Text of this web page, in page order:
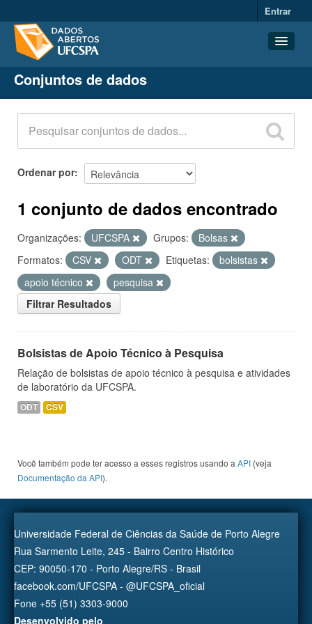
Entrar
Conjuntos de dados
Organizações
Grupos
Sobre
Conjuntos de dados
Ordenar por
1 conjunto de dados encontrado
Organizações: UFCSPA Grupos:
Bolsas
Formatos:
CSV ODT Etiquetas:
bolsistas
apoio técnico
pesquisa
Filtrar Resultados
Bolsistas de Apoio Técnico à Pesquisa
Relação de bolsistas de apoio técnico à pesquisa e atividades
de laboratório da UFCSPA.
ODT CSV
Você também pode ter acesso a esses registros usando a API (veja
Documentação da API).
Universidade Federal de Ciências da Saúde de Porto Alegre
Rua Sarmento Leite, 245 - Bairro Centro Histórico
CEP: 90050-170 - Porto Alegre/RS - Brasil
facebook.com/UFCSPA - @UFCSPA_oficial
Fone +55 (51) 3303-9000
Desenvolvido pelo